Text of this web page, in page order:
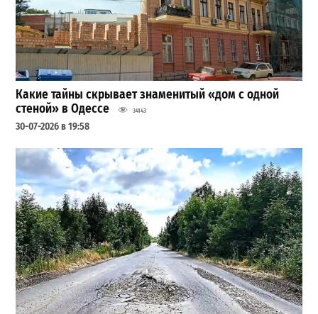
Какие тайны скрывает знаменитый «дом с одной
стеной» в Одессе
34143
30-07-2026 в 19:58